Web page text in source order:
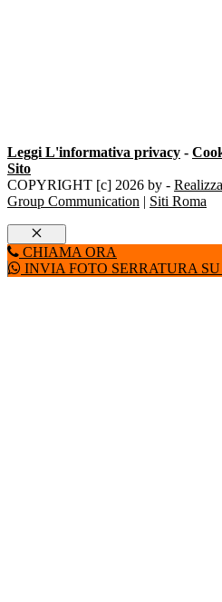
Leggi L'informativa privacy -
Sito
COPYRIGHT [c] 2026 by -
Group Communication | Siti Roma
Chiudi
CHIAMA ORA
INVIA FOTO SERRATURA